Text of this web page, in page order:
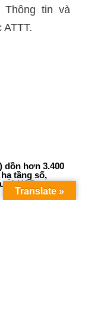
tin và
dồn hơn 3.400
tầng số,
tỷ USD
Translate »